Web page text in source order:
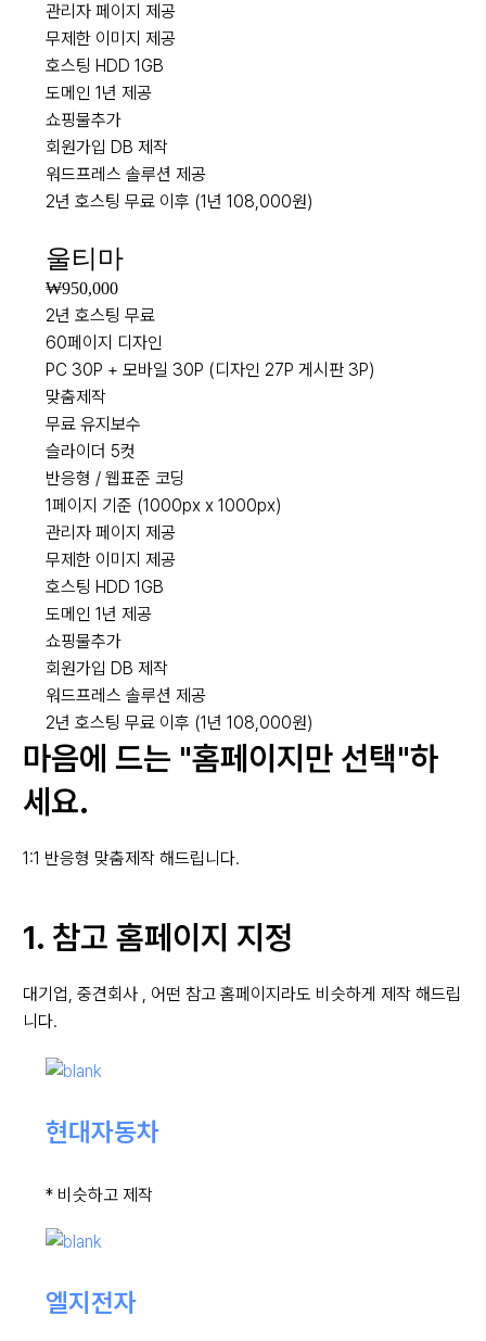
관리자 페이지 제공
무제한 이미지 제공
호스팅 HDD 1GB
도메인 1년 제공
쇼핑물추가
회원가입 DB 제작
워드프레스 솔루션 제공
2년 호스팅 무료 이후 (1년 108,000원)
울티마
₩950,000
2년 호스팅 무료
60페이지 디자인
PC 30P + 모바일 30P (디자인 27P 게시판 3P)
맞춤제작
무료 유지보수
슬라이더 5컷
반응형 / 웹표준 코딩
1페이지 기준 (1000px x 1000px)
관리자 페이지 제공
무제한 이미지 제공
호스팅 HDD 1GB
도메인 1년 제공
쇼핑물추가
회원가입 DB 제작
워드프레스 솔루션 제공
2년 호스팅 무료 이후 (1년 108,000원)
마음에 드는 "홈페이지만 선택"하
세요.
1:1 반응형 맞춤제작 해드립니다.
1. 참고 홈페이지 지정
대기업, 중견회사 , 어떤 참고 홈페이지라도 비슷하게 제작 해드립
니다.
현대자동차
* 비슷하고 제작
엘지전자